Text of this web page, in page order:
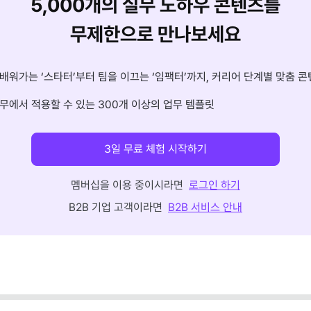
5,000개의 실무 노하우 콘텐츠를
무제한으로 만나보세요
워가는 ‘스타터’부터 팀을 이끄는 ‘임팩터’까지, 커리어 단계별 맞춤 콘
에서 적용할 수 있는 300개 이상의 업무 템플릿
3일 무료 체험 시작하기
멤버십을 이용 중이시라면 로그인 하기
B2B 기업 고객이라면 B2B 서비스 안내